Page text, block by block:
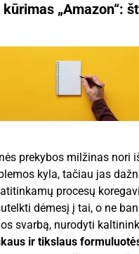
„Amazon“:
prekybos milžinas nori
kyla, tačiau jas
procesų
dėmesį į tai, o ne
svarbą, nurodyti
ir tikslaus